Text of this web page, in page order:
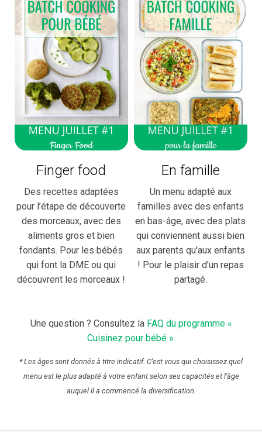
Finger food
Des recettes adaptées
pour l’étape de découverte
des morceaux, avec des
aliments gros et bien
fondants. Pour les bébés
qui font la DME ou qui
découvrent les morceaux !
En famille
Un menu adapté aux
familles avec des enfants
en bas-âge, avec des plats
qui conviennent aussi bien
aux parents qu'aux enfants
! Pour le plaisir d'un repas
partagé.
Une question ? Consultez la FAQ du programme «
Cuisinez pour bébé ».
* Les âges sont donnés à titre indicatif. C’est vous qui choisissez quel
menu est le plus adapté à votre enfant selon ses capacités et l’âge
auquel il a commencé la diversification.